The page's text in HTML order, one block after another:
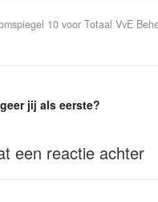
10 voor Totaal VvE
jij als eerste?
een reactie achter